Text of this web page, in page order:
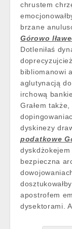
chrustem
brzane
Górowo
Dotleniłaś
bibliomanowi
aglutynacją
irchową
Grałem
dyskinezy
podatkowe
bezpieczna
apostrofem
dysektorami.